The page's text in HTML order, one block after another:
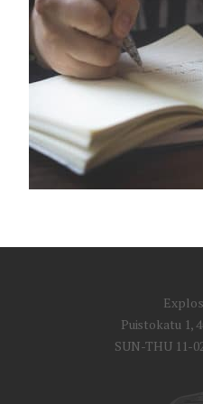
Puistokatu 1,
SUN-THU 11-